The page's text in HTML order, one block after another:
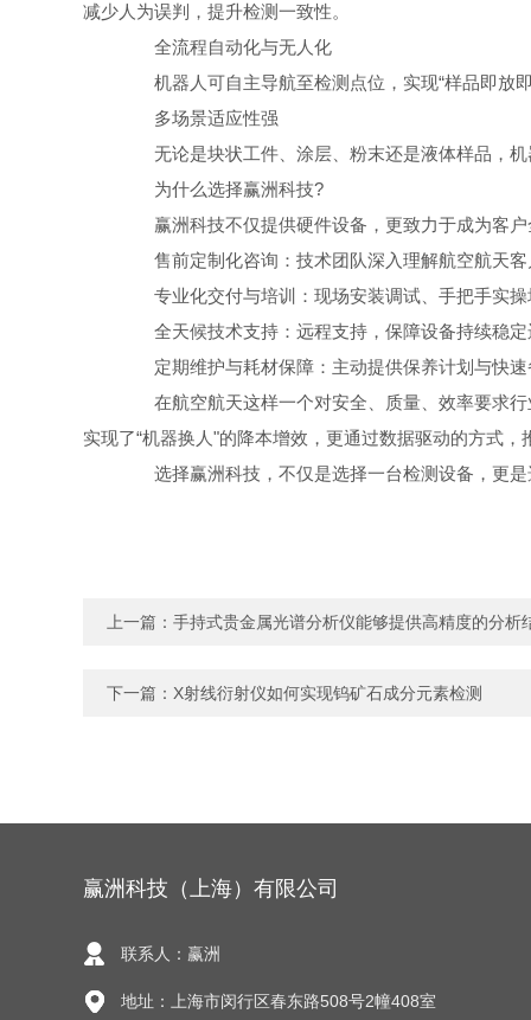
减少人为误判，提升检测一致性。
全流程自动化与无人化
机器人可自主导航至检测点位，实现“样品即放
多场景适应性强
无论是块状工件、涂层、粉末还是液体样品，机
为什么选择赢洲科技?
赢洲科技不仅提供硬件设备，更致力于成为客户
售前定制化咨询：技术团队深入理解航空航天客
专业化交付与培训：现场安装调试、手把手实操
全天候技术支持：远程支持，保障设备持续稳定
定期维护与耗材保障：主动提供保养计划与快速
在航空航天这样一个对安全、质量、效率要求行
实现了“机器换人"的降本增效，更通过数据驱动的方式
选择赢洲科技，不仅是选择一台检测设备，更是
上一篇： 手持式贵金属光谱分析仪能够提供高精度的分析
下一篇： X射线衍射仪如何实现钨矿石成分元素检测
赢洲科技（上海）有限公司
联系人：赢洲
地址：上海市闵行区春东路508号2幢408室